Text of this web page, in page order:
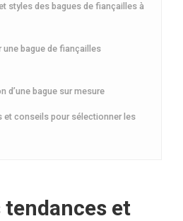
styles des bagues de fiançailles à
bague de fiançailles
d’une bague sur mesure
et conseils pour sélectionner les
tendances et